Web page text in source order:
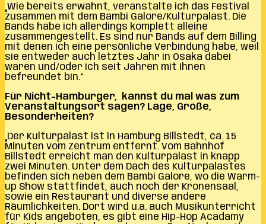
„Wie bereits erwähnt, veranstalte ich das Festival
zusammen mit dem Bambi Galore/Kulturpalast. Die
Bands habe ich allerdings komplett alleine
zusammengestellt. Es sind nur Bands auf dem Billing
mit denen ich eine persönliche Verbindung habe, weil
sie entweder auch letztes Jahr in Osaka dabei
waren und/oder ich seit Jahren mit Ihnen
befreundet bin.“
Für Nicht-Hamburger, kannst du mal was zum
Veranstaltungsort sagen? Lage, Größe,
Besonderheiten?
„Der Kulturpalast ist in Hamburg Billstedt, ca. 15
Minuten vom Zentrum entfernt. Vom Bahnhof
Billstedt erreicht man den Kulturpalast in knapp
zwei Minuten. Unter dem Dach des Kulturpalastes
befinden sich neben dem Bambi Galore, wo die Warm-
up Show stattfindet, auch noch der Kronensaal,
sowie ein Restaurant und diverse andere
Räumlichkeiten. Dort wird u.a. auch Musikunterricht
für Kids angeboten, es gibt eine Hip-Hop Acadamy